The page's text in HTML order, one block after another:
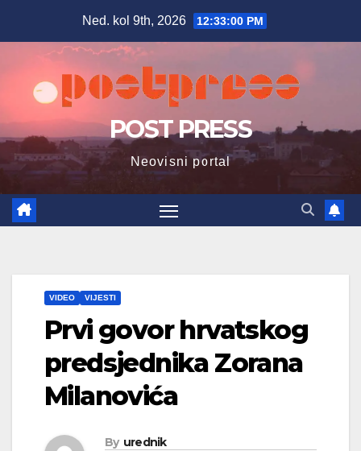
Ned. kol 9th, 2026 12:33:01 PM
POST PRESS
Neovisni portal
VIDEO VIJESTI
Prvi govor hrvatskog
predsjednika Zorana
Milanovića
By urednik